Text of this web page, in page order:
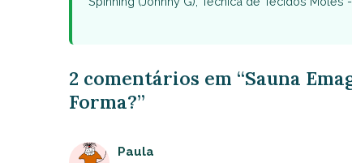
2 comentários em “Sauna
Forma?”
Paula